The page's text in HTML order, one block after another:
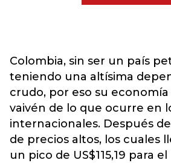
Colombia, sin ser un país
teniendo una altísima
crudo, por eso su economía
vaivén de lo que ocurre en
internacionales. Después
de precios altos, los cuales
un pico de US$115,19 para